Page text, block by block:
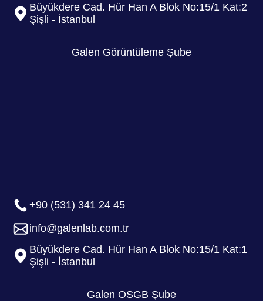
Büyükdere Cad. Hür Han A Blok No:15/1 Kat:2
Şişli - İstanbul
Galen Görüntüleme Şube
+90 (531) 341 24 45
info@galenlab.com.tr
Büyükdere Cad. Hür Han A Blok No:15/1 Kat:1
Şişli - İstanbul
Galen OSGB Şube